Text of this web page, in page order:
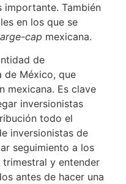
importante. También
en los que se
cap mexicana.
de
de México, que
mexicana. Es clave
inversionistas
todo el
inversionistas de
seguimiento a los
trimestral y entender
antes de hacer una